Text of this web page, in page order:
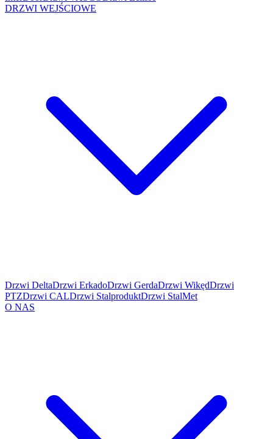
DRZWI WEJŚCIOWE
Drzwi DeltaDrzwi ErkadoDrzwi GerdaDrzwi WikędDrzwi
PTZDrzwi CALDrzwi StalproduktDrzwi StalMet
O NAS